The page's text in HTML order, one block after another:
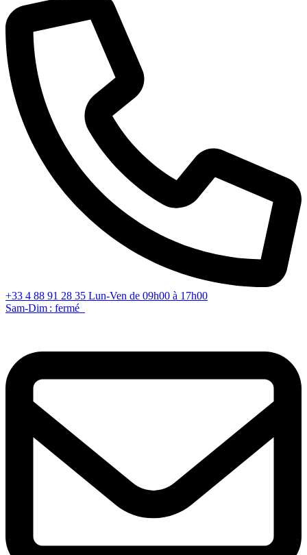
+33 4 88 91 28 35 Lun-Ven de 09h00 à 17h00
Sam-Dim : fermé